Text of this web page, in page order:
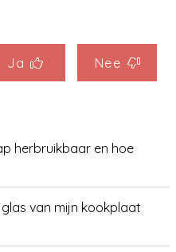
Ja Nee
herbruikbaar en hoe
van mijn kookplaat